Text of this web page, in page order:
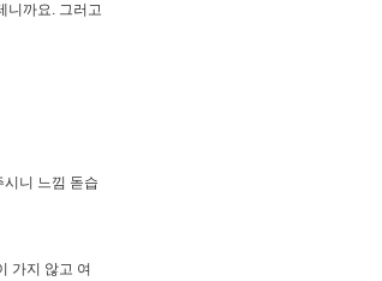
니까요. 그러고
니 느낌 돋습
가지 않고 여